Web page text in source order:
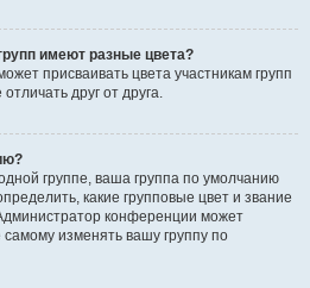
имеют разные цвета?
присваивать цвета участникам групп
друг от друга.
группе, ваша группа по умолчанию
какие групповые цвет и звание
конференции может
изменять вашу группу по